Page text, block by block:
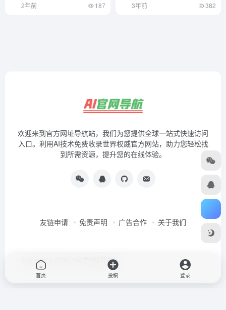
2年前 187 3年前 382
欢迎来到官方网址导航站，我们为您提供全球一站式快速访问
入口。利用AI技术免费收录世界权威官方网站，助力您轻松找
到所需资源，提升您的在线体验。
友链申请 免责声明 广告合作 关于我们
Copyright © 2026 AI官方网址导航站
首页 投稿 登录